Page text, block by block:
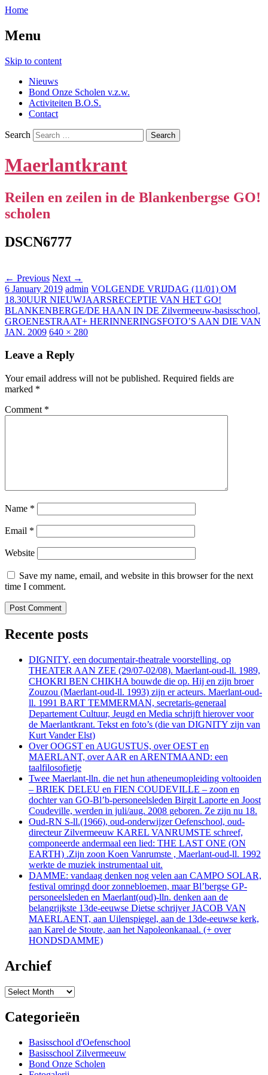
Home
Menu
Skip to content
Nieuws
Bond Onze Scholen v.z.w.
Activiteiten B.O.S.
Contact
Search
Maerlantkrant
Reilen en zeilen in de Blankenbergse GO!
scholen
DSCN6777
← Previous Next →
6 January 2019 admin VOLGENDE VRIJDAG (11/01) OM
18.30UUR NIEUWJAARSRECEPTIE VAN HET GO!
BLANKENBERGE/DE HAAN IN DE Zilvermeeuw-basisschool,
GROENESTRAAT+ HERINNERINGSFOTO’S AAN DIE VAN
JAN. 2009 640 × 280
Leave a Reply
Your email address will not be published. Required fields are
marked *
Comment *
Name *
Email *
Website
Save my name, email, and website in this browser for the next
time I comment.
Recente posts
DIGNITY, een documentair-theatrale voorstelling, op
THEATER AAN ZEE (29/07-02/08). Maerlant-oud-ll. 1989,
CHOKRI BEN CHIKHA bouwde die op. Hij en zijn broer
Zouzou (Maerlant-oud-ll. 1993) zijn er acteurs. Maerlant-oud-
ll. 1991 BART TEMMERMAN, secretaris-generaal
Departement Cultuur, Jeugd en Media schrijft hierover voor
de Maerlantkrant. Tekst en foto’s (die van DIGNITY zijn van
Kurt Vander Elst)
Over OOGST en AUGUSTUS, over OEST en
MAERLANT, over AAR en ARENTMAAND: een
taalfilosofietje
Twee Maerlant-lln. die net hun atheneumopleiding voltooiden
– BRIEK DELEU en FIEN COUDEVILLE – zoon en
dochter van GO-Bl’b-personeelsleden Birgit Laporte en Joost
Coudeville, werden in juli/aug. 2008 geboren. Ze zijn nu 18.
Oud-RN S-ll.(1966), oud-onderwijzer Oefenschool, oud-
directeur Zilvermeeuw KAREL VANRUMSTE schreef,
componeerde andermaal een lied: THE LAST ONE (ON
EARTH) .Zijn zoon Koen Vanrumste , Maerlant-oud-ll. 1992
werkte de muziek instrumentaal uit.
DAMME: vandaag denken nog velen aan CAMPO SOLAR,
festival omringd door zonnebloemen, maar Bl’bergse GP-
personeelsleden en Maerlant(oud)-lln. denken aan de
belangrijkste 13de-eeuwse Dietse schrijver JACOB VAN
MAERLAENT, aan Uilenspiegel, aan de 13de-eeuwse kerk,
aan Karel de Stoute, aan het Napoleonkanaal. (+ over
HONDSDAMME)
Archief
Archief
Categorieën
Basisschool d'Oefenschool
Basisschool Zilvermeeuw
Bond Onze Scholen